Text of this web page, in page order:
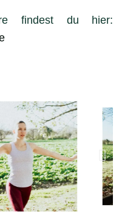
findest du hier: